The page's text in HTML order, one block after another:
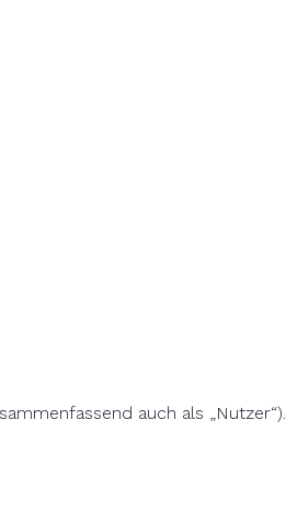
auch als „Nutzer“).